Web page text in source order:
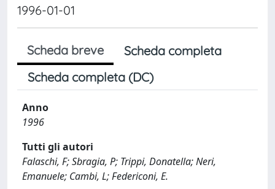
1996-01-01
Scheda breve
Scheda completa
Scheda completa (DC)
Anno
1996
Tutti gli autori
Falaschi, F; Sbragia, P; Trippi, Donatella; Neri,
Emanuele; Cambi, L; Federiconi, E.